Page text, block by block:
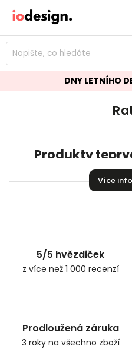
DNY LETNÍHO
Produkty
Můžete se ale podívat na
Více
5/5 hvězdiček
z více než 1 000 recenzí
Prodloužená záruka
3 roky na všechno zboží